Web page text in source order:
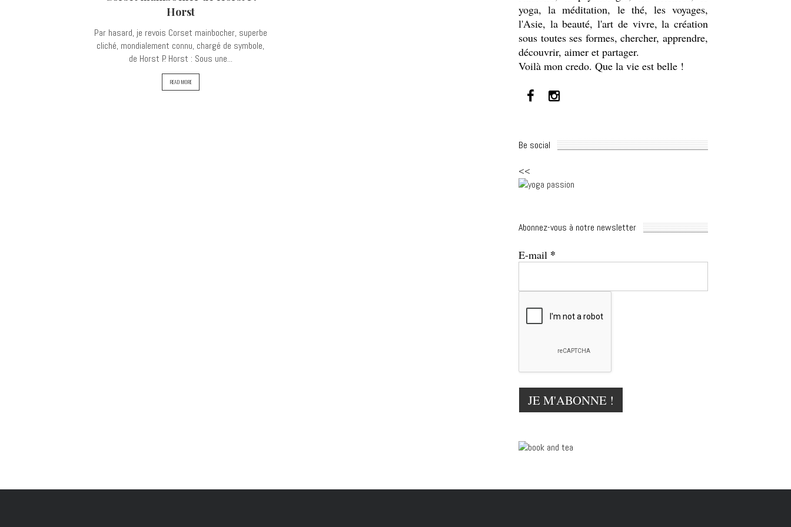
Horst
Par hasard, je revois Corset mainbocher, superbe
cliché, mondialement connu, chargé de symbole,
de Horst P. Horst : Sous une...
READ MORE
yoga, la méditation, le thé, les voyages,
l'Asie, la beauté, l'art de vivre, la création
sous toutes ses formes, chercher, apprendre,
découvrir, aimer et partager.
Voilà mon credo. Que la vie est belle !
Be social
<<
Abonnez-vous à notre newsletter
E-mail *